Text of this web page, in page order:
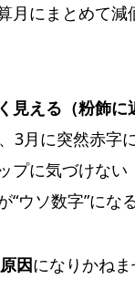
月にまとめて減
見える（粉飾に
3月に突然赤字
プに気づけない
“ウソ数字”にな
因になりかねま